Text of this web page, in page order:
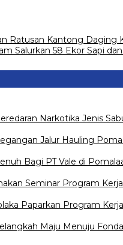
Ratusan Kantong Daging
Salurkan 58 Ekor Sapi
Narkotika Jenis
Jalur Hauling
Bagi PT Vale di
Seminar Program
Paparkan Program
Maju Menuju